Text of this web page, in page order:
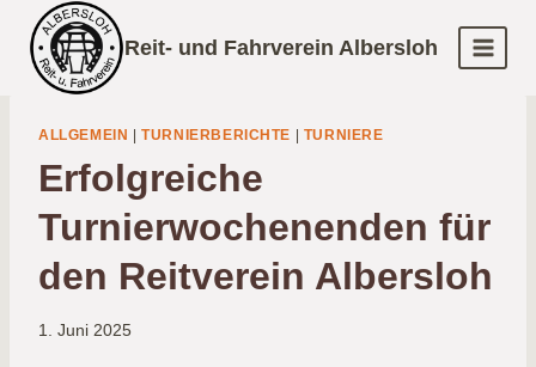
Inhalt
springen
Reit- und Fahrverein Albersloh
ALLGEMEIN |TURNIERBERICHTE TURNIERE
Erfolgreiche
Turnierwochenenden für
den Reitverein Albersloh
1. Juni 2025